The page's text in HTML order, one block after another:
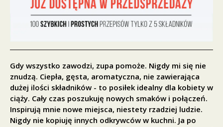
Gdy wszystko zawodzi, zupa pomoże. Nigdy mi się nie
znudzą. Ciepła, gęsta, aromatyczna, nie zawierająca
dużej ilości składników - to posiłek idealny dla kobiety w
ciąży. Cały czas poszukuję nowych smaków i połączeń.
Inspirują mnie nowe miejsca, niestety rzadziej ludzie.
Nigdy nie kopiuję innych odkrywców w kuchni. Ja po